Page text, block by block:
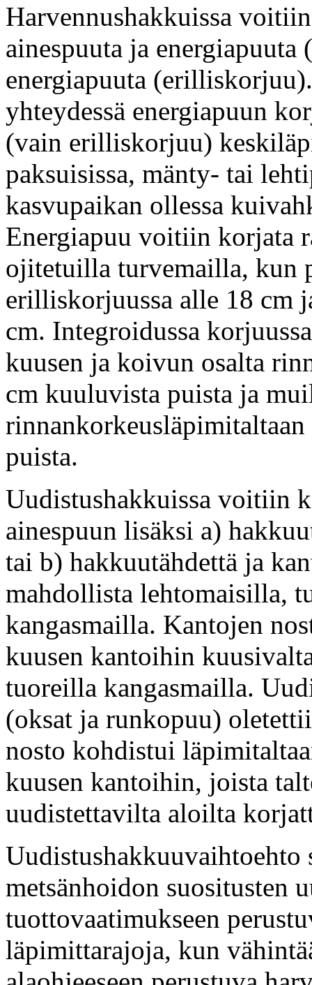
Harvennushakkuissa
ainespuuta ja
energiapuuta
yhteydessä energiapuun
(vain erilliskorjuu)
paksuisissa, mänty- tai
kasvupaikan ollessa
Energiapuu voitiin korjata
ojitetuilla turvemailla, kun
erilliskorjuussa alle 18 cm
cm. Integroidussa
kuusen ja koivun osalta
cm kuuluvista puista ja
puista.
Uudistushakkuissa voitiin
ainespuun lisäksi a)
tai b) hakkuutähdettä ja
mahdollista lehtomaisilla,
kangasmailla. Kantojen
kuusen kantoihin
tuoreilla kangasmailla.
(oksat ja runkopuu)
nosto kohdistui
kuusen kantoihin, joista
uudistettavilta aloilta
metsänhoidon suositusten
tuottovaatimukseen
läpimittarajoja, kun